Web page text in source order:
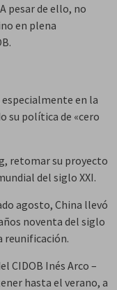
pesar de ello, no
en plena
en la
su política de «cero
retomar su proyecto
del siglo XXI.
agosto, China llevó
noventa del siglo
reunificación.
CIDOB Inés Arco –
hasta el verano, a